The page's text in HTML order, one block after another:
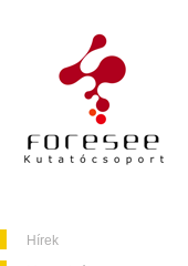
Hírek